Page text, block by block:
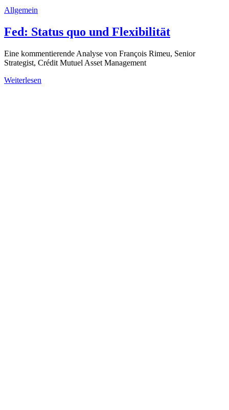
Allgemein
Fed: Status quo und Flexibilität
Eine kommentierende Analyse von François Rimeu, Senior
Strategist, Crédit Mutuel Asset Management
Weiterlesen